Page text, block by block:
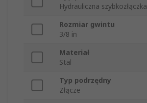
Hydrauliczna szybkozłączka
Rozmiar gwintu
3/8 in
Materiał
Stal
Typ podrzędny
Złącze